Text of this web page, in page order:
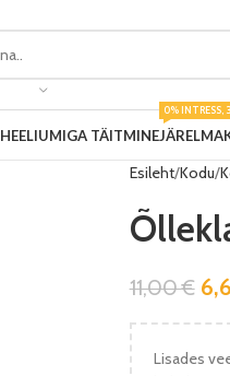
HEELIUMIGA TÄITMINE
0% INTRESS,
Esileht Kodu
11,00€
Lisades